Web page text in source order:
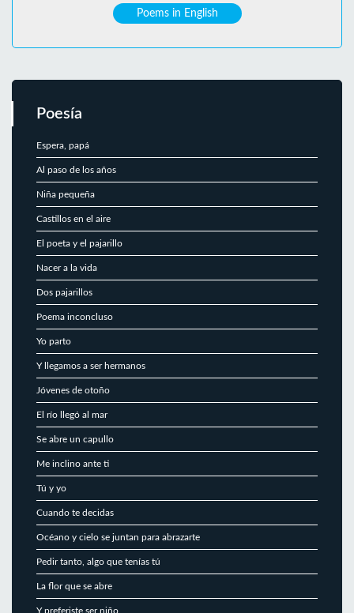
Poems in English
Poesía
Espera, papá
Al paso de los años
Niña pequeña
Castillos en el aire
El poeta y el pajarillo
Nacer a la vida
Dos pajarillos
Poema inconcluso
Yo parto
Y llegamos a ser hermanos
Jóvenes de otoño
El río llegó al mar
Se abre un capullo
Me inclino ante ti
Tú y yo
Cuando te decidas
Océano y cielo se juntan para abrazarte
Pedir tanto, algo que tenías tú
La flor que se abre
Y preferiste ser niño